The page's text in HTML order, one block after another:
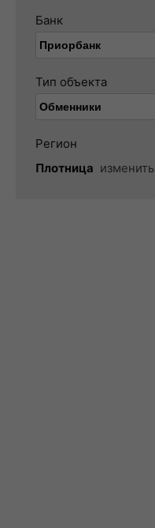
Банк
Тип объекта
Регион
Плотница изменить